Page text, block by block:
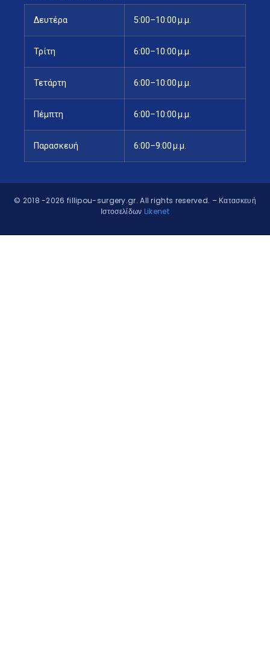
Δευτέρα 5:00–10:00 μ.μ.
Τρίτη 6:00–10:00 μ.μ.
Τετάρτη 6:00–10:00 μ.μ.
Πέμπτη 6:00–10:00 μ.μ.
Παρασκευή 6:00–9:00 μ.μ.
© 2018 -2026 fillipou-surgery.gr. All rights reserved. – Κατασκευή
Ιστοσελίδων Likenet